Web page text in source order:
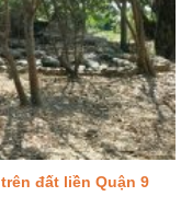
đất liền Quận 9